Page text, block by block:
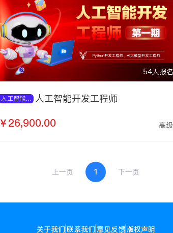
54人报名
人工智能开发工程师 人工智能开发工程师
￥26,900.00 高级
上一页 1 下一页
关于我们 联系我们 意见反馈| 版权声明